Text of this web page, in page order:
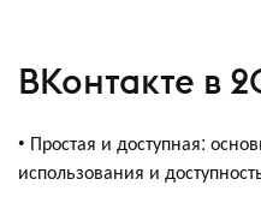
ВКонтакте в
• Простая и доступная:
использования и